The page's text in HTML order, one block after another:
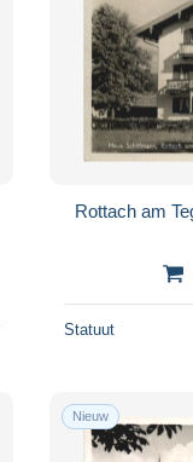
Rottach am
Statuut
Nieuw